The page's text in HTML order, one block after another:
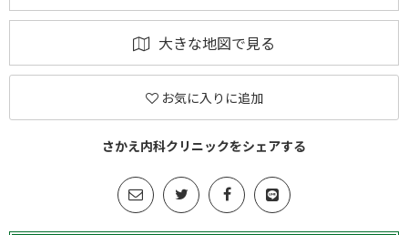
大きな地図で見る
お気に入りに追加
さかえ内科クリニックをシェアする